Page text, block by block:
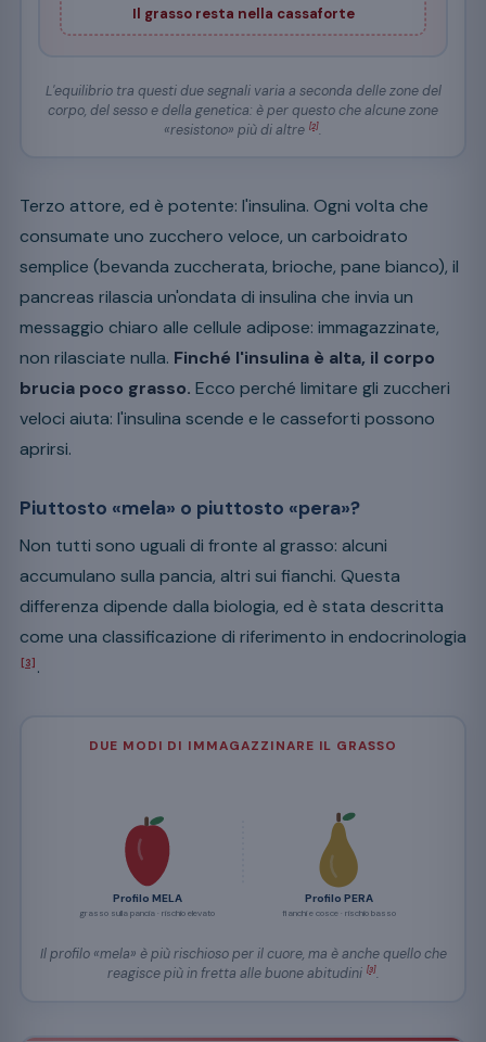
Il grasso resta nella cassaforte
L'equilibrio tra questi due segnali varia a seconda delle zone del
corpo, del sesso e della genetica: è per questo che alcune zone
«resistono» più di altre [2].
Terzo attore, ed è potente: l'insulina. Ogni volta che
consumate uno zucchero veloce, un carboidrato
semplice (bevanda zuccherata, brioche, pane bianco), il
pancreas rilascia un'ondata di insulina che invia un
messaggio chiaro alle cellule adipose: immagazzinate,
non rilasciate nulla. Finché l'insulina è alta, il corpo
brucia poco grasso. Ecco perché limitare gli zuccheri
veloci aiuta: l'insulina scende e le casseforti possono
aprirsi.
Piuttosto «mela» o piuttosto «pera»?
Non tutti sono uguali di fronte al grasso: alcuni
accumulano sulla pancia, altri sui fianchi. Questa
differenza dipende dalla biologia, ed è stata descritta
come una classificazione di riferimento in endocrinologia
[3] .
DUE MODI DI IMMAGAZZINARE IL GRASSO
Profilo MELA
grasso sulla pancia · rischio elevato
Profilo PERA
fianchi e cosce · rischio basso
Il profilo «mela» è più rischioso per il cuore, ma è anche quello che
reagisce più in fretta alle buone abitudini [3].